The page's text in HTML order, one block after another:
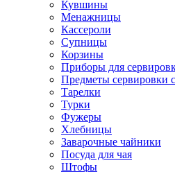
Кувшины
Менажницы
Кассероли
Супницы
Корзины
Приборы для
Предметы сервировки
Тарелки
Турки
Фужеры
Хлебницы
Заварочные чайники
Посуда для чая
Штофы